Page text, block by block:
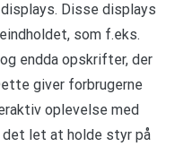
Disse displays
som f.eks.
endda opskrifter, der
giver forbrugerne
oplevelse med
let at holde styr på